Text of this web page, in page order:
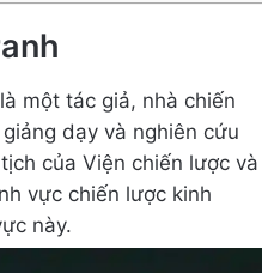
một tác giả, nhà chiến
dạy và nghiên cứu
của Viện chiến lược và
vực chiến lược kinh
này.